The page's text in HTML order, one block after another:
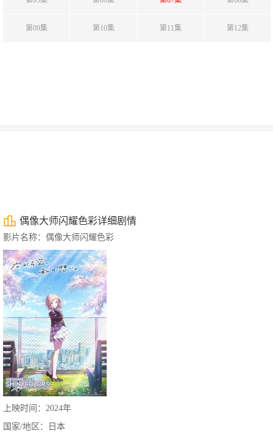
第09集 第10集 第11集 第12集
偶像大师闪耀色彩详细剧情
影片名称：偶像大师闪耀色彩
上映时间：2024年
国家/地区：日本